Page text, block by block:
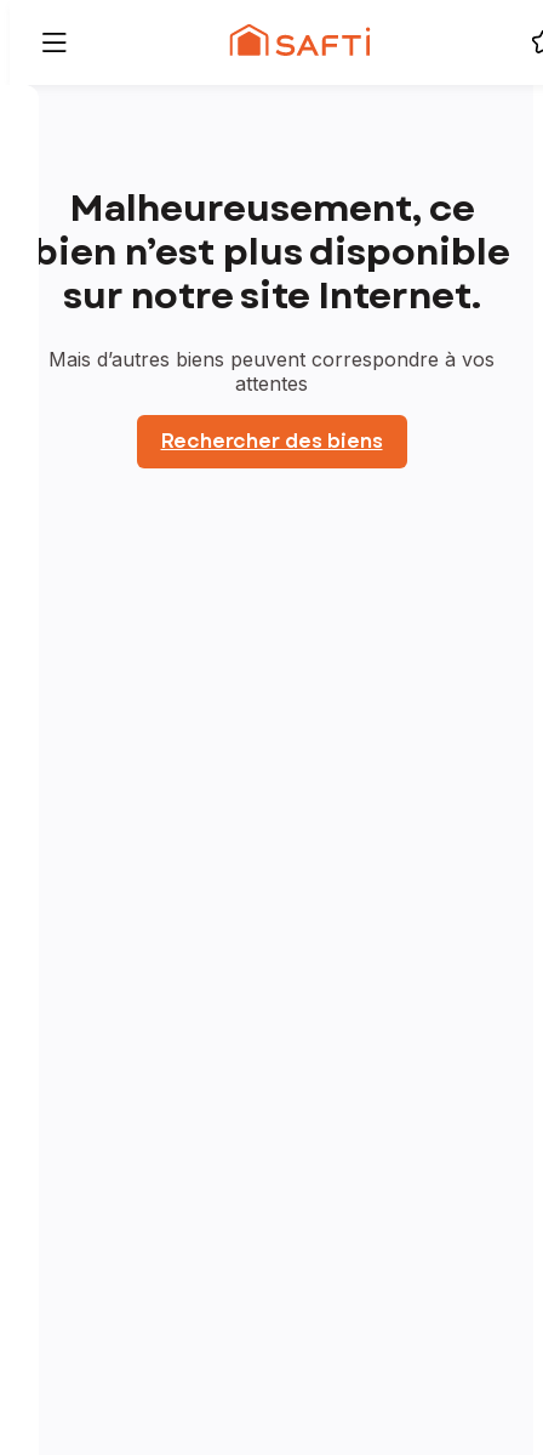
Malheureusement, ce
bien n’est plus disponible
sur notre site Internet.
Mais d’autres biens peuvent correspondre à vos
attentes
Rechercher des biens